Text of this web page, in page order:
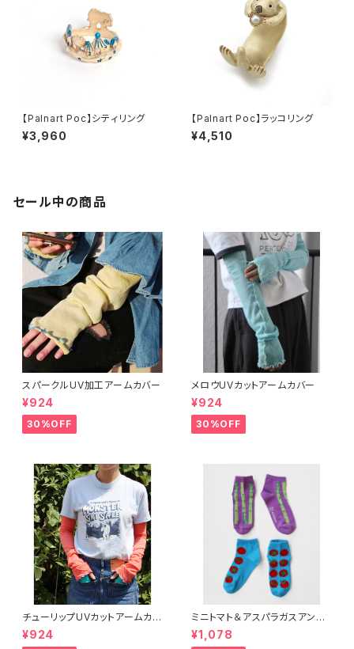
【Palnart Poc】シティリング
¥3,960
【Palnart Poc】ラッコリング
¥4,510
セール中の商品
スパークルUV加工アームカバー
¥924
30%OFF
メロウUVカットアームカバー
¥924
30%OFF
チューリップUVカットアームカバ
ー
¥924
ミニトマト＆アスパラガスアンク
ルソックス 2P
¥1,078